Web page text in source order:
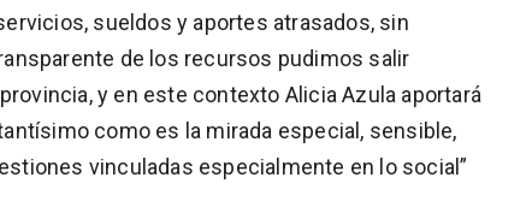
sueldos y aportes atrasados, sin
de los recursos pudimos salir
y en este contexto Alicia Azula aportará
como es la mirada especial, sensible,
vinculadas especialmente en lo social”